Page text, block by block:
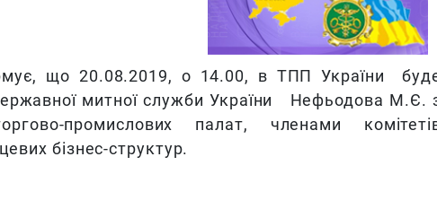
що 20.08.2019, о 14.00, в ТПП України
митної служби України Нефьодова М.Є.
промислових палат, членами
бізнес-структур.